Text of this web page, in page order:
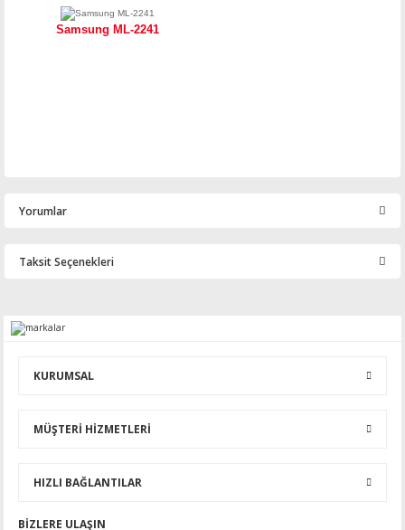
Samsung ML-2241
Yorumlar
Taksit Seçenekleri
KURUMSAL
MÜŞTERİ HİZMETLERİ
HIZLI BAĞLANTILAR
BİZLERE ULAŞIN